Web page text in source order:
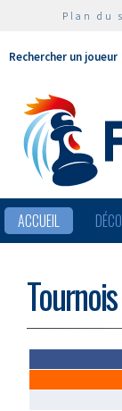
Plan du
Rechercher un joueur
ACCUEIL